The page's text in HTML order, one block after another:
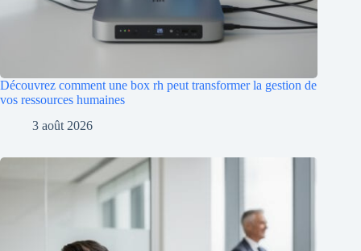
Découvrez comment une box rh peut transformer la gestion de
vos ressources humaines
3 août 2026